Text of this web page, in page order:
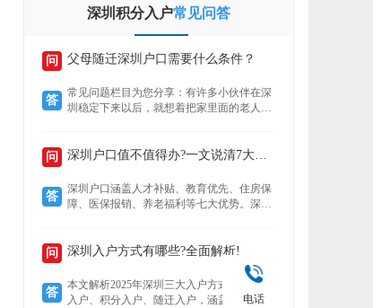
深圳积分入户常见问答
问 父母随迁深圳户口需要什么条件？
答
常见问题栏目为您分享：有许多小伙伴在深
圳稳定下来以后，就想着把家里面的老人接
以后有什么好处？然后再来了解，父母随迁
问 深圳户口值不值得办?一文说清7大核心优势!
答
深圳户口涵盖人才补贴、教育优先、住房保
障、医保报销、养老福利等七大优势。深户
比例高达95%，退休养老金更高，且支持全
家随迁。本文详解各项福利，助你判断落户
价值。
问 深圳入户方式有哪些?全面解析!
答
本文解析2025年深圳三大入户方式——人才
入户、积分入户、随迁入户，涵盖适用人
电话